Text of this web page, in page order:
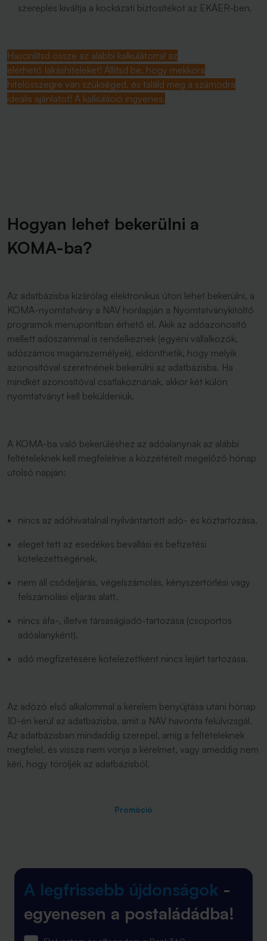
szereplés kiváltja a kockázati biztosítékot az EKÁER-ben.
Hasonlítsd össze az alábbi kalkulátorral az
elérhető lakáshiteleket! Állítsd be, hogy mekkora
hitelösszegre van szükséged, és találd meg a számodra
ideális ajánlatot! A kalkuláció ingyenes.
Hogyan lehet bekerülni a
KOMA-ba?
Az adatbázisba kizárólag elektronikus úton lehet bekerülni, a
KOMA-nyomtatvány a NAV honlapján a Nyomtatványkitöltő
programok menüpontban érhető el. Akik az adóazonosító
mellett adószámmal is rendelkeznek (egyéni vállalkozók,
adószámos magánszemélyek), eldönthetik, hogy melyik
azonosítóval szeretnének bekerülni az adatbázisba. Ha
mindkét azonosítóval csatlakoznának, akkor két külön
nyomtatványt kell beküldeniük.
A KOMA-ba való bekerüléshez az adóalanynak az alábbi
feltételeknek kell megfelelnie a közzétételt megelőző hónap
utolsó napján:
nincs az adóhivatalnál nyilvántartott adó- és köztartozása,
eleget tett az esedékes bevallási és befizetési
kötelezettségének,
nem áll csődeljárás, végelszámolás, kényszertörlési vagy
felszámolási eljárás alatt,
nincs áfa-, illetve társaságiadó-tartozása (csoportos
adóalanyként),
adó megfizetésére kötelezettként nincs lejárt tartozása.
Az adózó első alkalommal a kérelem benyújtása utáni hónap
10-én kerül az adatbázisba, amit a NAV havonta felülvizsgál.
Az adatbázisban mindaddig szerepel, amíg a feltételeknek
megfelel, és vissza nem vonja a kérelmet, vagy ameddig nem
kéri, hogy töröljék az adatbázisból.
Promóció
A legfrissebb újdonságok -
egyenesen a postaládádba!